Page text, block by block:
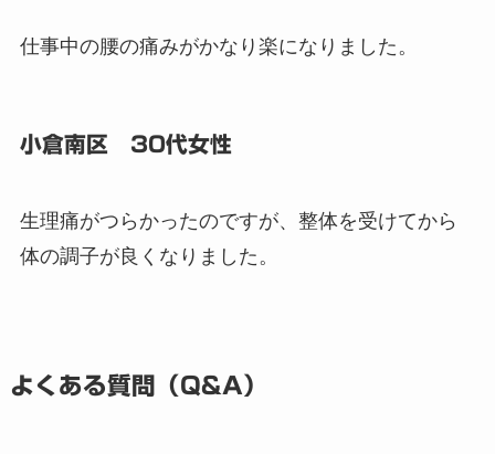
仕事中の腰の痛みがかなり楽になりました。
小倉南区 30代女性
生理痛がつらかったのですが、整体を受けてから
体の調子が良くなりました。
よくある質問（Q&A）